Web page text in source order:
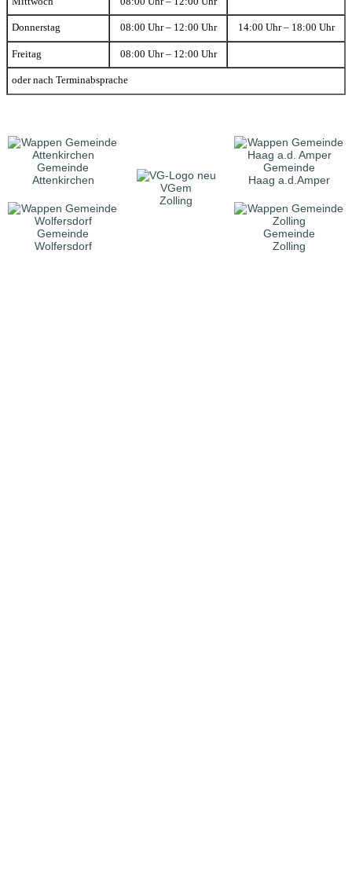
Donnerstag 08:00 Uhr – 12:00 Uhr 14:00 Uhr – 18:00 Uhr
Freitag 08:00 Uhr – 12:00 Uhr
oder nach Terminabsprache
Gemeinde
Attenkirchen
VGem
Zolling
Gemeinde
Haag a.d.Amper
Gemeinde
Wolfersdorf
Gemeinde
Zolling